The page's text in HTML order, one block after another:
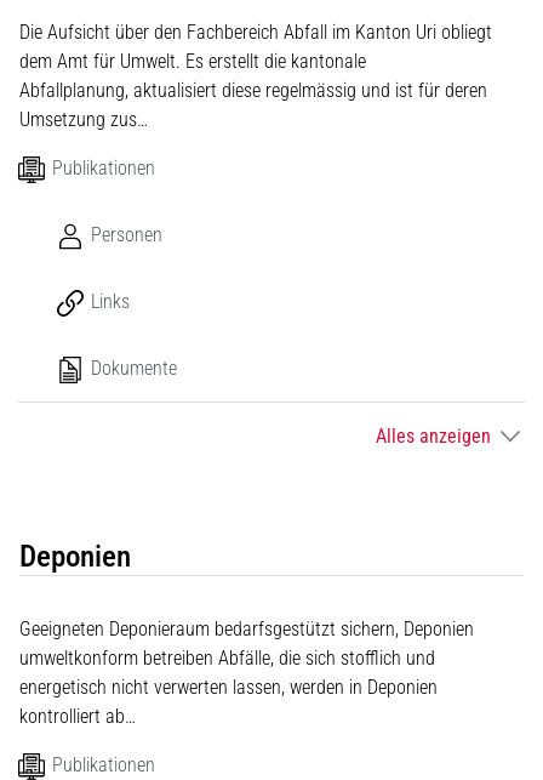
Die Aufsicht über den Fachbereich Abfall im Kanton Uri obliegt
dem Amt für Umwelt. Es erstellt die kantonale
Abfallplanung, aktualisiert diese regelmässig und ist für deren
Umsetzung zus…
Publikationen
Personen
Links
Dokumente
Alles anzeigen
Deponien
Geeigneten Deponieraum bedarfsgestützt sichern, Deponien
umweltkonform betreiben Abfälle, die sich stofflich und
energetisch nicht verwerten lassen, werden in Deponien
kontrolliert ab…
Publikationen